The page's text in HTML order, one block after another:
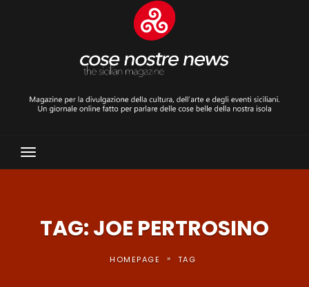
Toggle
Navigation
TAG: JOE PERTROSINO
HOMEPAGE » TAG